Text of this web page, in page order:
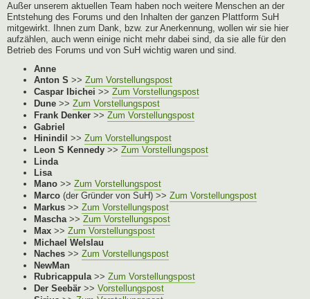
Außer unserem aktuellen Team haben noch weitere Menschen an der
Entstehung des Forums und den Inhalten der ganzen Plattform SuH
mitgewirkt. Ihnen zum Dank, bzw. zur Anerkennung, wollen wir sie hier
aufzählen, auch wenn einige nicht mehr dabei sind, da sie alle für den
Betrieb des Forums und von SuH wichtig waren und sind.
Anne
Anton S >> Zum Vorstellungspost
Caspar Ibichei >> Zum Vorstellungspost
Dune >> Zum Vorstellungspost
Frank Denker >> Zum Vorstellungspost
Gabriel
Hinindil >> Zum Vorstellungspost
Leon S Kennedy >> Zum Vorstellungspost
Linda
Lisa
Mano >> Zum Vorstellungspost
Marco (der Gründer von SuH) >> Zum Vorstellungspost
Markus >> Zum Vorstellungspost
Mascha >> Zum Vorstellungspost
Max >> Zum Vorstellungspost
Michael Welslau
Naches >> Zum Vorstellungspost
NewMan
Rubricappula >> Zum Vorstellungspost
Der Seebär >> Vorstellungspost